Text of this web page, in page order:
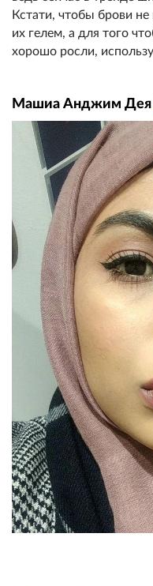
Кстати, чтобы брови
их гелем, а для того
хорошо росли,
Машиа Анджим Дея